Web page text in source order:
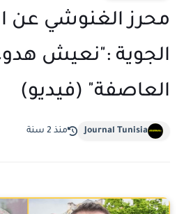
محرز الغنوشي عن
الجوية :"نعيش
العاصفة" (فيديو)
Journal Tunisia منذ 2 سنة